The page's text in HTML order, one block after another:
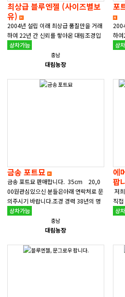
최상급 블루엔젤 (사이즈별보
유)
2004년 설립 이래 최상급 품질만을 거래
하여 22년 간 신뢰를 쌓아온 대림조경입
니다.블루엔젤 최상급(특A급 이상) 사이
즈별로 보유하고 있습니다.&n..
충남
대림농장
포
하
니
금송 포트묘
금송 포트묘 판매합니다. 35cm 20,0
00원관심있으신 분들은아래 연락처로 문
의주시기 바랍니다.조경 경력 38년의 명
인 대표님께서 직..
충남
대림농장
에
팝
저
직
가